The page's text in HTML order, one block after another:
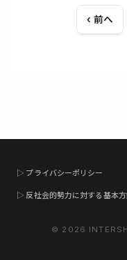
‹ 前へ
▷ プライバシーポリシー
▷ 反社会的勢力に対する基本
© 2026